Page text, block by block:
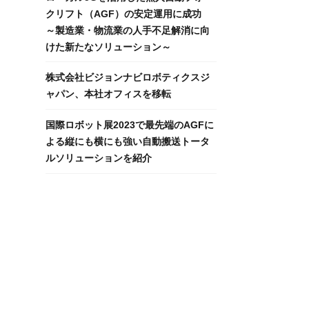
クリフト（AGF）の安定運用に成功
～製造業・物流業の人手不足解消に向
けた新たなソリューション～
株式会社ビジョンナビロボティクスジ
ャパン、本社オフィスを移転
国際ロボット展2023で最先端のAGFに
よる縦にも横にも強い自動搬送トータ
ルソリューションを紹介